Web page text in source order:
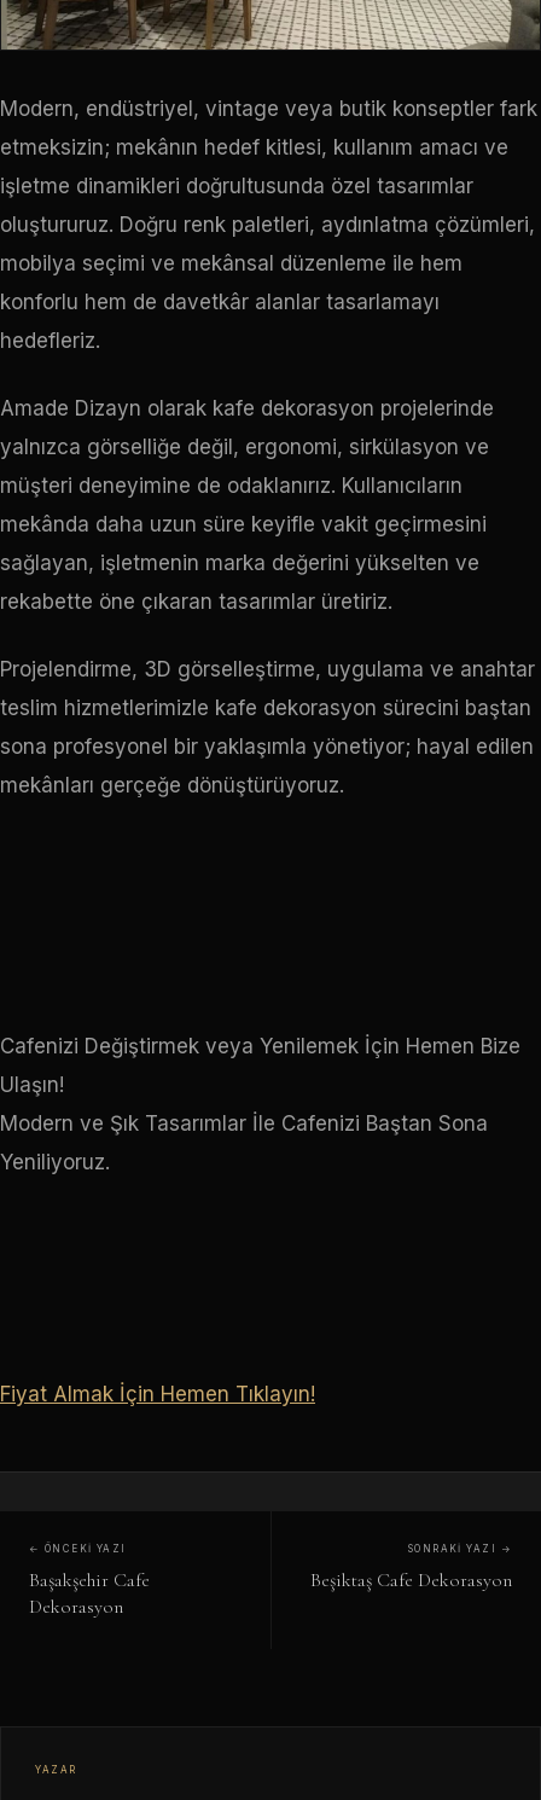
Modern, endüstriyel, vintage veya butik konseptler fark
etmeksizin; mekânın hedef kitlesi, kullanım amacı ve
işletme dinamikleri doğrultusunda özel tasarımlar
oluştururuz. Doğru renk paletleri, aydınlatma çözümleri,
mobilya seçimi ve mekânsal düzenleme ile hem
konforlu hem de davetkâr alanlar tasarlamayı
hedefleriz.
Amade Dizayn olarak kafe dekorasyon projelerinde
yalnızca görselliğe değil, ergonomi, sirkülasyon ve
müşteri deneyimine de odaklanırız. Kullanıcıların
mekânda daha uzun süre keyifle vakit geçirmesini
sağlayan, işletmenin marka değerini yükselten ve
rekabette öne çıkaran tasarımlar üretiriz.
Projelendirme, 3D görselleştirme, uygulama ve anahtar
teslim hizmetlerimizle kafe dekorasyon sürecini baştan
sona profesyonel bir yaklaşımla yönetiyor; hayal edilen
mekânları gerçeğe dönüştürüyoruz.
Cafenizi Değiştirmek veya Yenilemek İçin Hemen Bize
Ulaşın!
Modern ve Şık Tasarımlar İle Cafenizi Baştan Sona
Yeniliyoruz.
Fiyat Almak İçin Hemen Tıklayın!
← ÖNCEKI YAZI
Başakşehir Cafe
Dekorasyon
SONRAKI YAZI →
Beşiktaş Cafe Dekorasyon
YAZAR